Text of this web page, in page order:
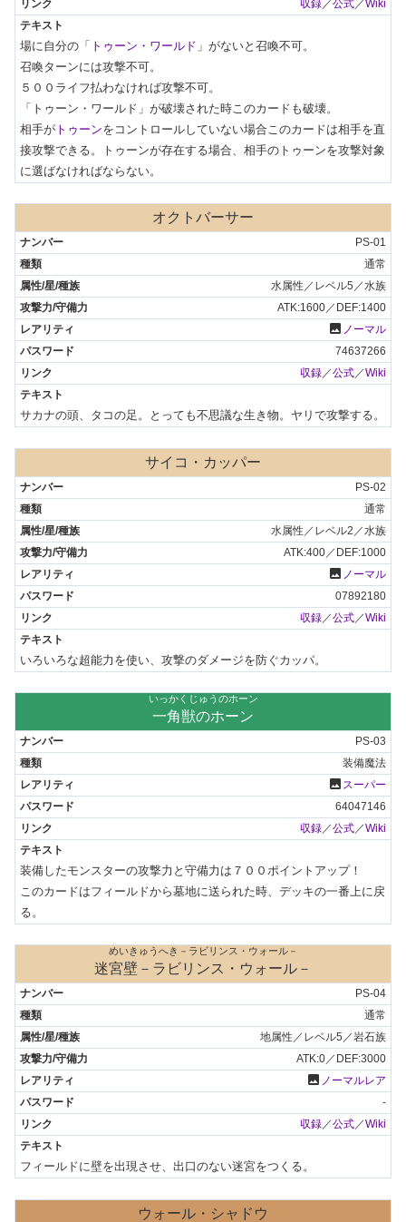
収録 ／公式 ／Wiki
場に自分の「 トゥーン・ワールド 」がないと召喚不可。
召喚ターンには攻撃不可。
５００ライフ払わなければ攻撃不可。
「トゥーン・ワールド」が破壊された時このカードも破壊。
相手が トゥーンをコントロールしていない場合このカードは相手を直
接攻撃できる。トゥーンが存在する場合、相手のトゥーンを攻撃対象
に選ばなければならない。
オクトバーサー
PS-01
通常
水属性／レベル5／水族
ATK:1600／DEF:1400
photo ノーマル
74637266
収録／公式／Wiki
サカナの頭、タコの足。とっても不思議な生き物。ヤリで攻撃する。
サイコ・カッパー
PS-02
通常
水属性／レベル2／水族
ATK:400／DEF:1000
photo ノーマル
07892180
収録 ／公式 ／Wiki
いろいろな超能力を使い、攻撃のダメージを防ぐカッパ。
いっかくじゅうのホーン
一角獣のホーン
PS-03
装備魔法
photo スーパー
64047146
収録／公式／Wiki
装備したモンスターの攻撃力と守備力は７００ポイントアップ！
このカードはフィールドから墓地に送られた時、デッキの一番上に戻
る。
めいきゅうへき－ラビリンス・ウォール－
迷宮壁－ラビリンス・ウォール－
PS-04
通常
地属性／レベル5／岩石族
ATK:0／DEF:3000
photo ノーマルレア
-
収録／公式／Wiki
フィールドに壁を出現させ、出口のない迷宮をつくる。
ウォール・シャドウ